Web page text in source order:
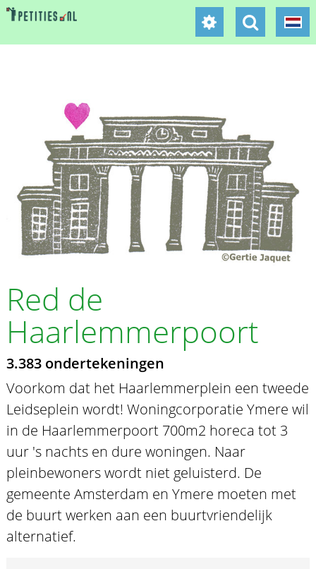
Red de
Haarlemmerpoort
3.383 ondertekeningen
Voorkom dat het Haarlemmerplein een tweede
Leidseplein wordt! Woningcorporatie Ymere wil
in de Haarlemmerpoort 700m2 horeca tot 3
uur 's nachts en dure woningen. Naar
pleinbewoners wordt niet geluisterd. De
gemeente Amsterdam en Ymere moeten met
de buurt werken aan een buurtvriendelijk
alternatief.